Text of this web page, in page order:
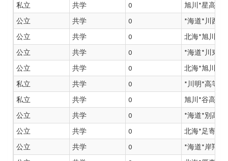
私立
共学 0
旭川*星高*学
公立
共学 0
*海道*川西*
公立
共学 0
北海*旭川*業
公立
共学 0
*海道*川東*
公立
共学 0
北海*旭川*高
私立
共学 0
*川明*高等学
私立
共学 0
旭川*谷高*学
公立
共学 0
*海道*別高*
公立
共学 0
北海*足寄*等
公立
共学 0
*海道*岸翔*